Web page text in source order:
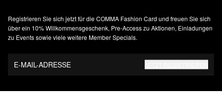
Registrieren Sie sich jetzt für die COMMA Fashion Card und freuen Sie sich
über ein 10% Willkommensgeschenk, Pre-Access zu Aktionen, Einladungen
zu Events sowie viele weitere Member Specials.
E-MAIL-ADRESSE